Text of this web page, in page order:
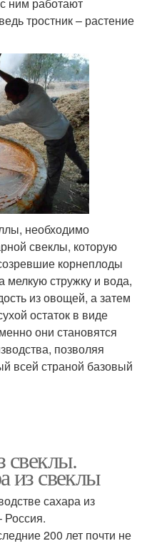
ним работают
тростник – растение
необходимо
свеклы, которую
корнеплоды
мелкую стружку и вода,
из овощей, а затем
остаток в виде
они становятся
позволяя
всей страной базовый
свеклы.
из свеклы
сахара из
200 лет почти не